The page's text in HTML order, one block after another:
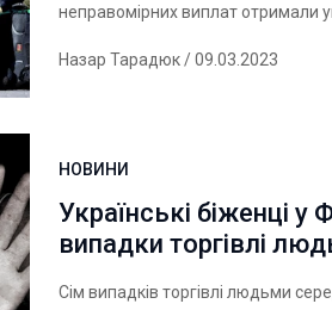
неправомірних виплат отримали
Назар Тарадюк/ 09.03.2023
НОВИНИ
Українські біженці у
випадки торгівлі
Сім випадків торгівлі людьми